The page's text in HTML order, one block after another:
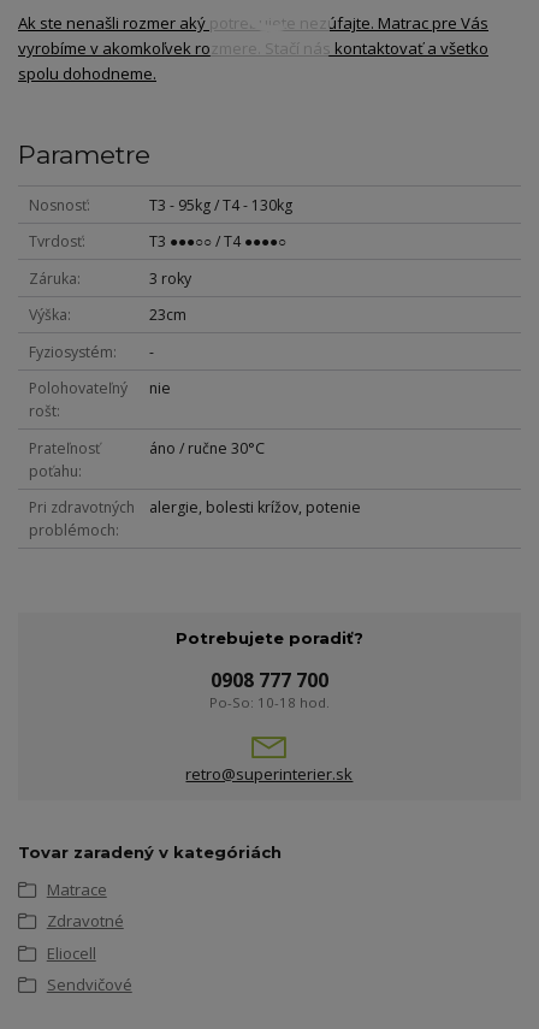
Ak ste nenašli rozmer aký potrebujete nezúfajte. Matrac pre Vás
vyrobíme v akomkoľvek rozmere. Stačí nás kontaktovať a všetko
spolu dohodneme.
Parametre
Nosnosť
T3 - 95kg / T4 - 130kg
Tvrdosť
T3 ●●●○○ / T4 ●●●●○
Záruka
3 roky
Výška
23cm
Fyziosystém
-
Polohovateľný
rošt
nie
Prateľnosť
poťahu
áno / ručne 30°C
Pri zdravotných
problémoch
alergie, bolesti krížov, potenie
Potrebujete poradiť?
0908 777 700
Po-So: 10-18 hod.
retro@superinterier.sk
Tovar zaradený v kategóriách
Matrace
Zdravotné
Eliocell
Sendvičové